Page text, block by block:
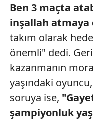
Ben 3 maçta
inşallah
takım olarak
önemli" dedi.
kazanmanın
yaşındaki
soruya ise,
şampiyonluk